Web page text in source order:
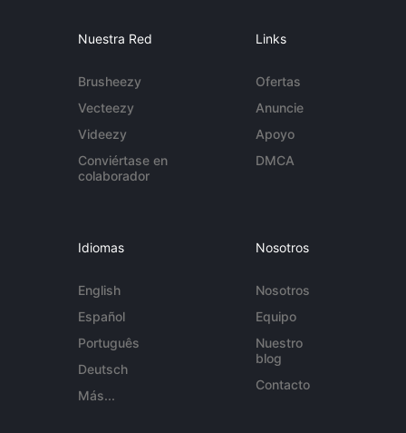
Nuestra Red
Brusheezy
Vecteezy
Videezy
Conviértase en
colaborador
Links
Ofertas
Anuncie
Apoyo
DMCA
Idiomas
English
Español
Português
Deutsch
Más...
Nosotros
Nosotros
Equipo
Nuestro
blog
Contacto